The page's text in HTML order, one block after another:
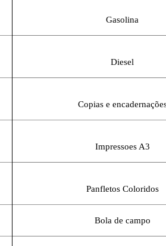
Gasolina
Diesel
Copias e
Impressoes A3
Panfletos Coloridos
Bola de campo